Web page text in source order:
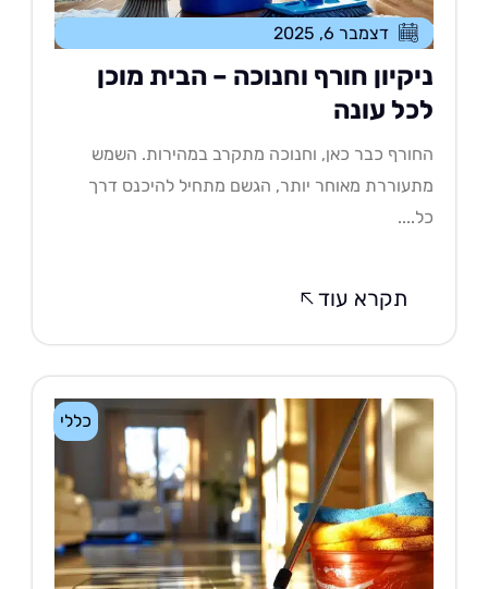
דצמבר 6, 2025
חורף וחנוכה – הבית מוכן
עונה
כבר כאן, וחנוכה מתקרב במהירות. השמש
מאוחר יותר, הגשם מתחיל להיכנס דרך
תקרא עוד
כללי